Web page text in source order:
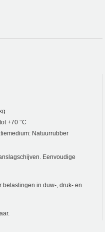
+70 °C
Natuurrubber
Eenvoudige
belastingen in duw-, druk- en